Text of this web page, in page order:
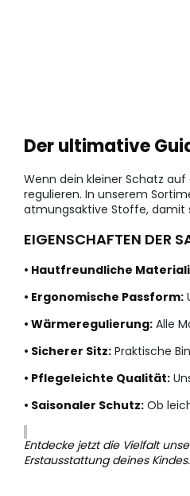
Der ultimative
Wenn dein kleiner Schatz
regulieren. In unserem
atmungsaktive Stoffe, damit
EIGENSCHAFTEN DER
• Hautfreundliche
• Ergonomische Passform:
• Wärmeregulierung: Alle
• Sicherer Sitz: Praktische
• Pflegeleichte Qualität:
• Saisonaler Schutz: Ob
Entdecke jetzt die Vielfalt
Erstausstattung deines Kindes.